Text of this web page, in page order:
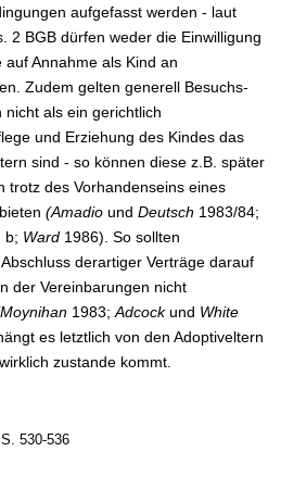
aufgefasst werden - laut
2 BGB dürfen weder die Einwilligung
auf Annahme als Kind an
Zudem gelten generell Besuchs-
als ein gerichtlich
und Erziehung des Kindes das
sind - so können diese z.B. später
trotz des Vorhandenseins eines
(Amadio und Deutsch 1983/84;
b; Ward 1986). So sollten
derartiger Verträge darauf
der Vereinbarungen nicht
1983; Adcockund White
es letztlich von den Adoptiveltern
zustande kommt.
530-536